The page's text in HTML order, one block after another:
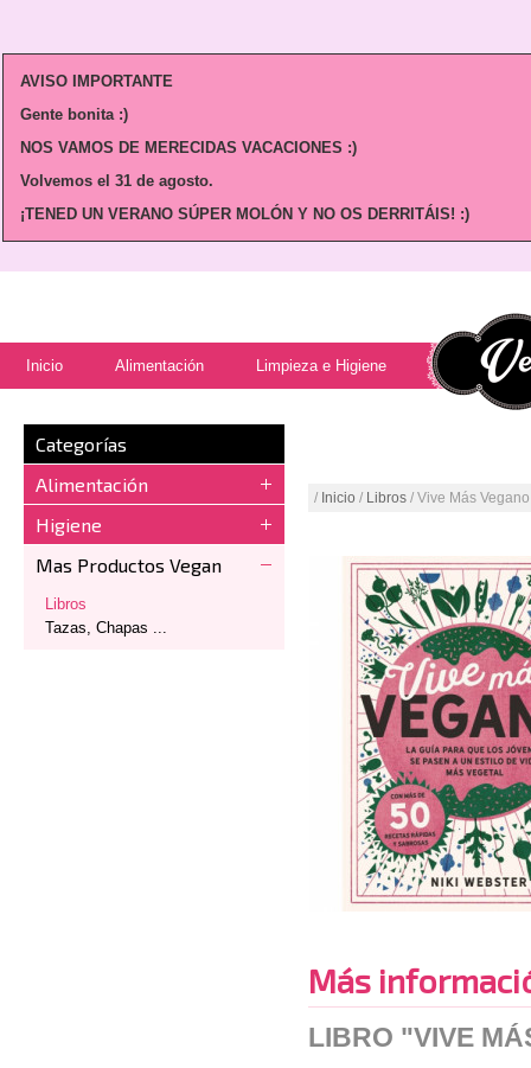
AVISO IMPORTANTE
Gente bonita :)
NOS VAMOS DE MERECIDAS VACACIONES :)
Volvemos el 31 de agosto.
¡TENED UN VERANO SÚPER MOLÓN Y NO OS DERRITÁIS! :)
Inicio Alimentación Limpieza e Higiene
Categorías
Alimentación
Higiene
Mas Productos Vegan
Libros
Tazas, Chapas ...
/ Inicio / Libros / Vive Más Vegano
Más
LIBRO "VIVE